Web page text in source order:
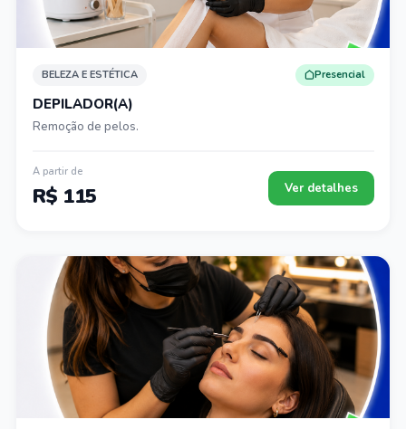
BELEZA E ESTÉTICA Presencial
DEPILADOR(A)
Remoção de pelos.
A partir de
R$ 115 Ver detalhes